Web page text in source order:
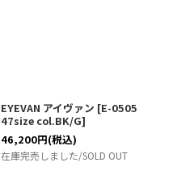
EYEVAN アイヴァン [E-0505
47size col.BK/G]
46,200円(税込)
在庫完売しました/SOLD OUT